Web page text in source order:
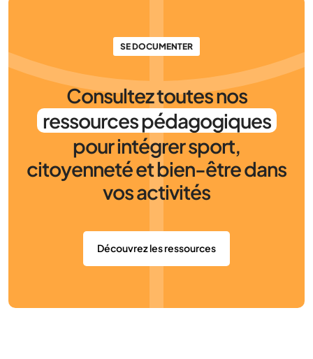
SE DOCUMENTER
Consultez toutes nos
ressources pédagogiques
pour intégrer sport,
citoyenneté et bien-être dans
vos activités
Découvrez les ressources